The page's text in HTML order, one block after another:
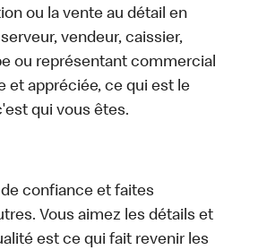
ou la vente au détail en
vendeur, caissier,
ou représentant commercial
et appréciée, ce qui est le
qui vous êtes.
confiance et faites
Vous aimez les détails et
est ce qui fait revenir les